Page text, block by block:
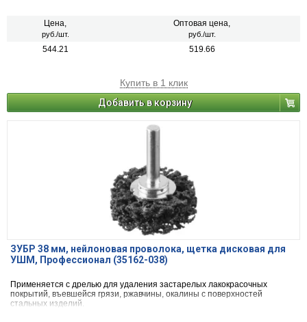
Цена,
руб./шт.
Оптовая цена,
руб./шт.
544.21 519.66
Купить в 1 клик
Добавить в корзину
ЗУБР 38 мм, нейлоновая проволока, щетка дисковая для
УШМ, Профессионал (35162-038)
Применяется с дрелью для удаления застарелых лакокрасочных
покрытий, въевшейся грязи, ржавчины, окалины с поверхностей
стальных изделий.